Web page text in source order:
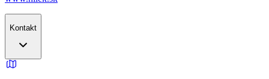
Kontakt